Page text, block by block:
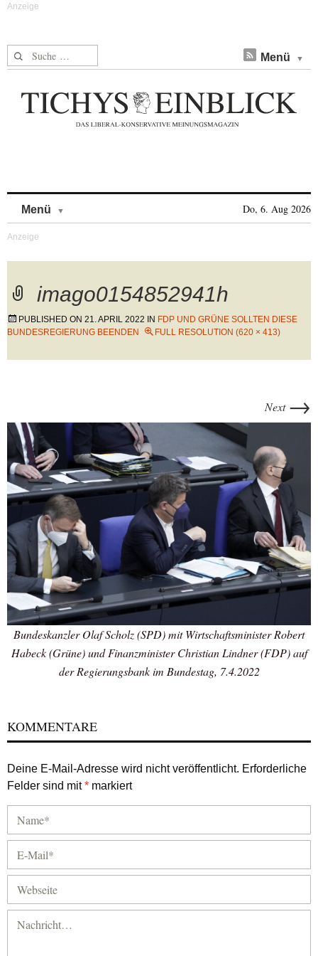
Suche nach: Menü
Menü Do, 6. Aug 2026
imago0154852941h
PUBLISHED ON 21. APRIL 2022 IN FDP UND GRÜNE SOLLTEN DIESE
BUNDESREGIERUNG BEENDEN
FULL RESOLUTION (620 × 413)
Next →
Bundeskanzler Olaf Scholz (SPD) mit Wirtschaftsminister Robert
Habeck (Grüne) und Finanzminister Christian Lindner (FDP) auf
der Regierungsbank im Bundestag, 7.4.2022
KOMMENTARE
Deine E-Mail-Adresse wird nicht veröffentlicht. Erforderliche
Felder sind mit* markiert